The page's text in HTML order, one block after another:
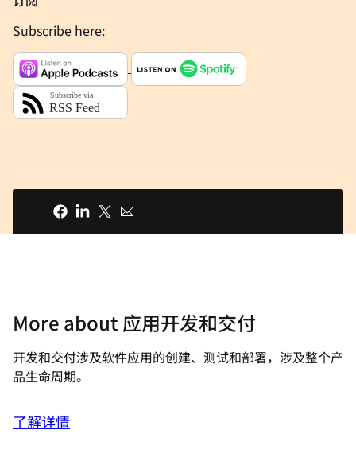
Subscribe here:
More about 应用开发和交付
开发和交付涉及软件应用的创建、测试和部署，涉及整个产
品生命周期。
了解详情